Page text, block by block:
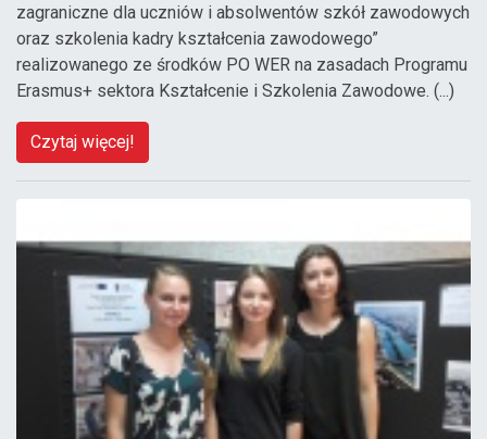
zagraniczne dla uczniów i absolwentów szkół zawodowych
oraz szkolenia kadry kształcenia zawodowego”
realizowanego ze środków PO WER na zasadach Programu
Erasmus+ sektora Kształcenie i Szkolenia Zawodowe. (...)
Czytaj więcej!